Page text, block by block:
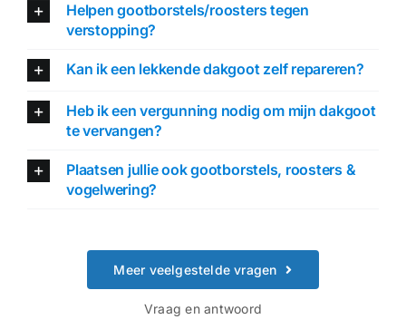
Helpen gootborstels/roosters tegen
verstopping?
Kan ik een lekkende dakgoot zelf repareren?
Heb ik een vergunning nodig om mijn dakgoot
te vervangen?
Plaatsen jullie ook gootborstels, roosters &
vogelwering?
Meer veelgestelde vragen
Vraag en antwoord